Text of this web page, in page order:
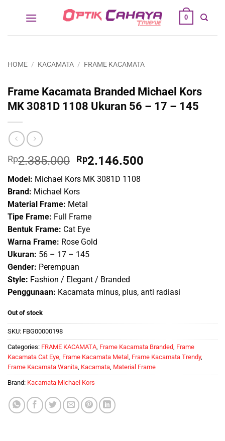
0
HOME / KACAMATA / FRAME KACAMATA
Frame Kacamata Branded Michael Kors
MK 3081D 1108 Ukuran 56 – 17 – 145
Rp2.385.000 Original
price
was:
Rp2.385.000.
Rp2.146.500
Model: Michael Kors MK 3081D 1108
Brand: Michael Kors
Material Frame: Metal
Tipe Frame: Full Frame
Bentuk Frame: Cat Eye
Warna Frame: Rose Gold
Ukuran: 56 – 17 – 145
Gender: Perempuan
Style: Fashion / Elegant / Branded
Penggunaan: Kacamata minus, plus, anti radiasi
Out of stock
SKU: FBG00000198
Categories: FRAME KACAMATA, Frame Kacamata Branded, Frame
Kacamata Cat Eye, Frame Kacamata Metal , Frame Kacamata Trendy,
Frame Kacamata Wanita, Kacamata, Material Frame
Brand: Kacamata Michael Kors